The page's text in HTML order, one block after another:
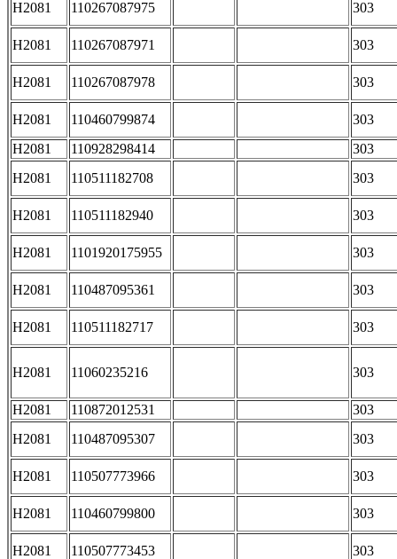
H2081 110267087975 303
H2081 110267087971 303
H2081 110267087978 303
H2081 110460799874
303
H2081
110928298414
303
H2081
110511182708 303
H2081 110511182940 303
H2081 1101920175955 303
H2081 110487095361 303
H2081 110511182717 303
H2081 11060235216 303
H2081 110872012531
303
H2081
110487095307 303
H2081 110507773966 303
H2081 110460799800 303
H2081 110507773453 303